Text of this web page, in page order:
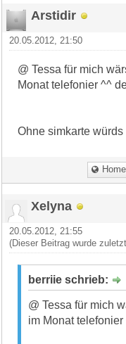
Arstidir
20.05.2012, 21:50
@ Tessa für mich
Monat telefonier ^^
Ohne simkarte
Xelyna
20.05.2012, 21:55
(Dieser Beitrag wurde
berriie schrieb:
@ Tessa für mich
im Monat